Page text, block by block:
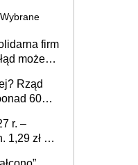
Wybrane
firm
może
Rząd
60
r. –
1,29 zł za